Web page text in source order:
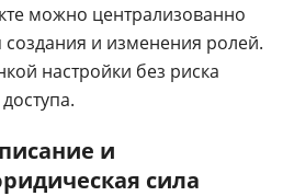
можно централизованно
создания и изменения ролей.
настройки без риска
и
сила